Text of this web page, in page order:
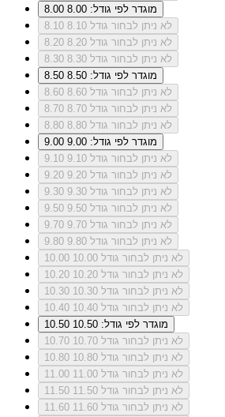
8.00
מוגדר לפי גודל: 8.00
8.10
לא ניתן לבחור גודל 8.10
8.20
לא ניתן לבחור גודל 8.20
8.30
לא ניתן לבחור גודל 8.30
8.50
מוגדר לפי גודל: 8.50
8.60
לא ניתן לבחור גודל 8.60
8.70
לא ניתן לבחור גודל 8.70
8.80
לא ניתן לבחור גודל 8.80
9.00
מוגדר לפי גודל: 9.00
9.10
לא ניתן לבחור גודל 9.10
9.20
לא ניתן לבחור גודל 9.20
9.30
לא ניתן לבחור גודל 9.30
9.50
לא ניתן לבחור גודל 9.50
9.70
לא ניתן לבחור גודל 9.70
9.80
לא ניתן לבחור גודל 9.80
10.00
לא ניתן לבחור גודל 10.00
10.20
לא ניתן לבחור גודל 10.20
10.30
לא ניתן לבחור גודל 10.30
10.40
לא ניתן לבחור גודל 10.40
10.50
מוגדר לפי גודל: 10.50
10.70
לא ניתן לבחור גודל 10.70
10.80
לא ניתן לבחור גודל 10.80
11.00
לא ניתן לבחור גודל 11.00
11.50
לא ניתן לבחור גודל 11.50
11.60
לא ניתן לבחור גודל 11.60